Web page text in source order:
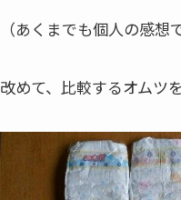
（あくまでも個人の感想
改めて、比較するオムツ